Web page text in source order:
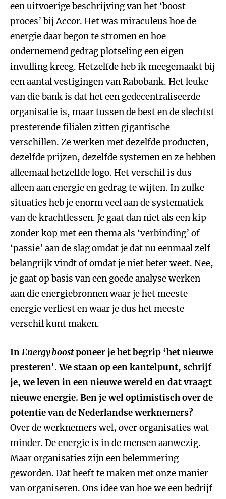
een uitvoerige beschrijving van het ‘boost
proces’ bij Accor. Het was miraculeus hoe de
energie daar begon te stromen en hoe
ondernemend gedrag plotseling een eigen
invulling kreeg. Hetzelfde heb ik meegemaakt bij
een aantal vestigingen van Rabobank. Het leuke
van die bank is dat het een gedecentraliseerde
organisatie is, maar tussen de best en de slechtst
presterende filialen zitten gigantische
verschillen. Ze werken met dezelfde producten,
dezelfde prijzen, dezelfde systemen en ze hebben
alleemaal hetzelfde logo. Het verschil is dus
alleen aan energie en gedrag te wijten. In zulke
situaties heb je enorm veel aan de systematiek
van de krachtlessen. Je gaat dan niet als een kip
zonder kop met een thema als ‘verbinding’ of
‘passie’ aan de slag omdat je dat nu eenmaal zelf
belangrijk vindt of omdat je niet beter weet. Nee,
je gaat op basis van een goede analyse werken
aan die energiebronnen waar je het meeste
energie verliest en waar je dus het meeste
verschil kunt maken.
InEnergy boostponeer je het begrip ‘het nieuwe
presteren’. We staan op een kantelpunt, schrijf
je, we leven in een nieuwe wereld en dat vraagt
nieuwe energie. Ben je wel optimistisch over de
potentie van de Nederlandse werknemers?
Over de werknemers wel, over organisaties wat
minder. De energie is in de mensen aanwezig.
Maar organisaties zijn een belemmering
geworden. Dat heeft te maken met onze manier
van organiseren. Ons idee van hoe we een bedrijf